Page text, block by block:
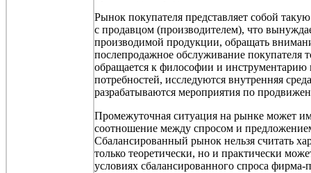
Рынок покупателя представляет собой
с продавцом (производителем), что
производимой продукции, обращать
послепродажное обслуживание покупателя
обращается к философии и инструментарию
потребностей, исследуются внутренняя
разрабатываются мероприятия по
Промежуточная ситуация на рынке может
соотношение между спросом и
Сбалансированный рынок нельзя считать
только теоретически, но и практически
условиях сбалансированного спроса